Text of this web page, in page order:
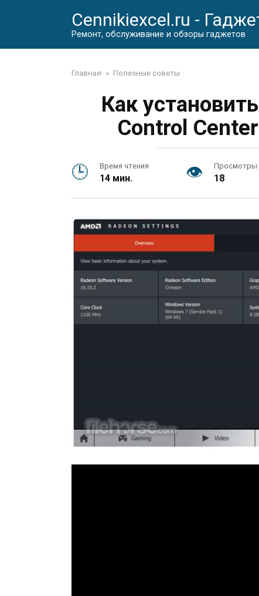
Cennikiexcel.ru -
Ремонт, обслуживание и обзоры гаджетов
Главная » Полезные советы
Как
Control
Время чтения
14 мин.
Просмотры
18